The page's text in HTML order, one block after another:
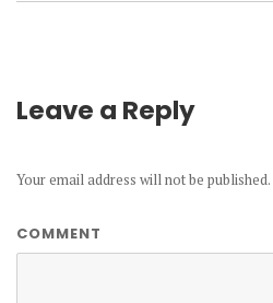
Leave a Reply
Your email address will not be published.
COMMENT